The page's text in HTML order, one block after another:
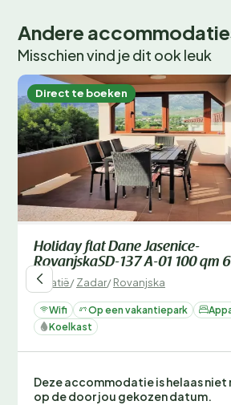
Andere
Misschien vind je dit ook leuk
Direct te boeken
Holiday flat Dane Jasenice-
RovanjskaSD-137 A-01 100 qm
Kroatië/Zadar/Rovanjska
Wifi Op een vakantiepark
Koelkast
Deze accommodatie is helaas niet
op de door jou gekozen datum.